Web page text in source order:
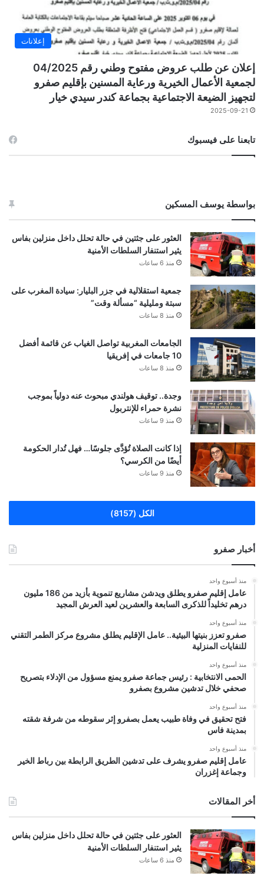
إعلانات
إعلان عن طلب عروض مفتوح وطني رقم 04/2025
لجمعية الأعمال الخيرية ورعاية المسنين بإقليم صفرو
لتجهيز الضيعة الاجتماعية بجماعة كندر سيدي خيار
2025-09-21
تابعنا على فيسبوك
بواسطة يوسف المسكين
العثور على جثتين في حالة تحلل داخل منزلين بفاس
يثير استنفار السلطات الأمنية
منذ 6 ساعات
جمعية استقلالية في جزر البليار: سيادة المغرب على
سبتة ومليلية “مسألة وقت”
منذ 8 ساعات
الجامعات المغربية تواصل الغياب عن قائمة أفضل
10 جامعات في إفريقيا
منذ 8 ساعات
وجدة.. توقيف هولندي مبحوث عنه دولياً بموجب
نشرة حمراء للإنتربول
منذ 9 ساعات
إذا كانت الصلاة تُؤدَّى جلوسًا… فهل تُدار الحكومة
أيضًا من الكرسي؟
منذ 9 ساعات
الكل (8157)
أخبار صفرو
منذ أسبوع واحد
عامل إقليم صفرو يطلق ويدشن مشاريع تنموية بأزيد من 186 مليون
درهم تخليداً للذكرى السابعة والعشرين لعيد العرش المجيد
منذ أسبوع واحد
صفرو تعزز بنيتها البيئية.. عامل الإقليم يطلق مشروع مركز الطمر التقني
للنفايات المنزلية
منذ أسبوع واحد
الحمى الانتخابية : رئيس جماعة صفرو يمنع مسؤول من الإدلاء بتصريح
صحفي خلال تدشين مشروع بصفرو
منذ أسبوع واحد
فتح تحقيق في وفاة طبيب يعمل بصفرو إثر سقوطه من شرفة شقته
بمدينة فاس
منذ أسبوع واحد
عامل إقليم صفرو يشرف على تدشين الطريق الرابطة بين رباط الخير
وجماعة إغزران
أخر المقالات
العثور على جثتين في حالة تحلل داخل منزلين بفاس
يثير استنفار السلطات الأمنية
منذ 6 ساعات